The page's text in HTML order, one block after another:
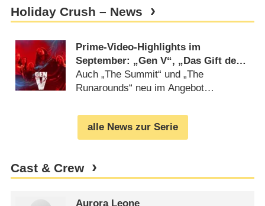
Holiday Crush – News
Prime-Video-Highlights im
September: „Gen V“, „Das Gift der
Seele“, neue Serie von Jesse
Williams („Grey’s Anatomy“)
Auch „The Summit“ und „The
Runarounds“ neu im Angebot
alle News zur Serie
Cast & Crew
Aurora Leone